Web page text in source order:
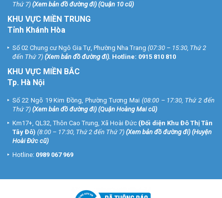
Thứ 7) (Xem bản đồ đường đi) (Quận 10 cũ)
KHU VỰC MIỀN TRUNG
Tỉnh Khánh Hòa
Số 02 Chung cư Ngô Gia Tự, Phường Nha Trang (07:30 – 15:30, Thứ 2
đến Thứ 7) (Xem bản đồ đường đi). Hotline: 0915 810 810
KHU VỰC MIỀN BẮC
Tp. Hà Nội
Số 22 Ngõ 19 Kim Đồng, Phường Tương Mai (08:00 – 17:30, Thứ 2 đến
Thứ 7) (Xem bản đồ đường đi) (Quận Hoàng Mai cũ)
Km17+, QL32, Thôn Cao Trung, Xã Hoài Đức (Đối diện Khu Đô Thị Tân
Tây Đô) (8:00 – 17:30, Thứ 2 đến Thứ 7) (Xem bản đồ đường đi) (Huyện
Hoài Đức cũ)
Hotline: 0989 067 969